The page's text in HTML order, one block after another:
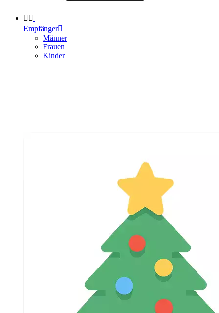
 
Empfänger
Männer
Frauen
Kinder